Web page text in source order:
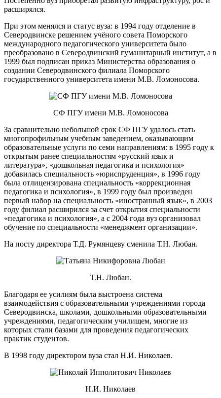
расширялся.
При этом менялся и статус вуза: в 1994 году отделение в
Северодвинске решением учёного совета Поморского
международного педагогического университета было
преобразовано в Северодвинский гуманитарный институт, а в
1999 был подписан приказ Министерства образования о
создании Северодвинского филиала Поморского
государственного университета имени М.В. Ломоносова.
СФ ПГУ имени М.В. Ломоносова
За сравнительно небольшой срок СФ ПГУ удалось стать
многопрофильным учебным заведением, оказывающим
образовательные услуги по семи направлениям: в 1995 году к
открытым ранее специальностям «русский язык и
литература», «дошкольная педагогика и психология»
добавилась специальность «юриспруденция», в 1996 году
была отлицензирована специальность «коррекционная
педагогика и психология», в 1999 году был произведен
первый набор на специальность «иностранный язык», в 2003
году филиал расширился за счет открытия специальности
«педагогика и психология», а с 2004 года вуз организовал
обучение по специальности «менеджмент организации».
На посту директора Т.Д. Румянцеву сменила Т.Н. Любан.
Т.Н. Любан.
Благодаря ее усилиям была выстроена система
взаимодействия с образовательными учреждениями города
Северодвинска, школами, дошкольными образовательными
учреждениями, педагогическим училищем, многие из
которых стали базами для проведения педагогических
практик студентов.
В 1998 году директором вуза стал Н.И. Николаев.
Н.И. Николаев